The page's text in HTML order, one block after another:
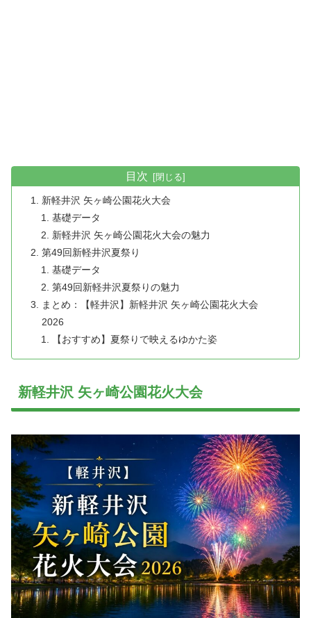
目次
新軽井沢 矢ヶ崎公園花火大会
基礎データ
新軽井沢 矢ヶ崎公園花火大会の魅力
第49回新軽井沢夏祭り
基礎データ
第49回新軽井沢夏祭りの魅力
まとめ：【軽井沢】新軽井沢 矢ヶ崎公園花火大会
2026
【おすすめ】夏祭りで映えるゆかた姿
新軽井沢 矢ヶ崎公園花火大会